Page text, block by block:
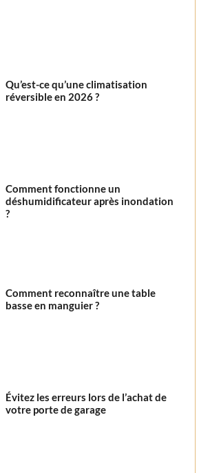
Qu’est-ce qu’une climatisation
réversible en 2026 ?
Comment fonctionne un
déshumidificateur après inondation
?
Comment reconnaître une table
basse en manguier ?
Évitez les erreurs lors de l’achat de
votre porte de garage